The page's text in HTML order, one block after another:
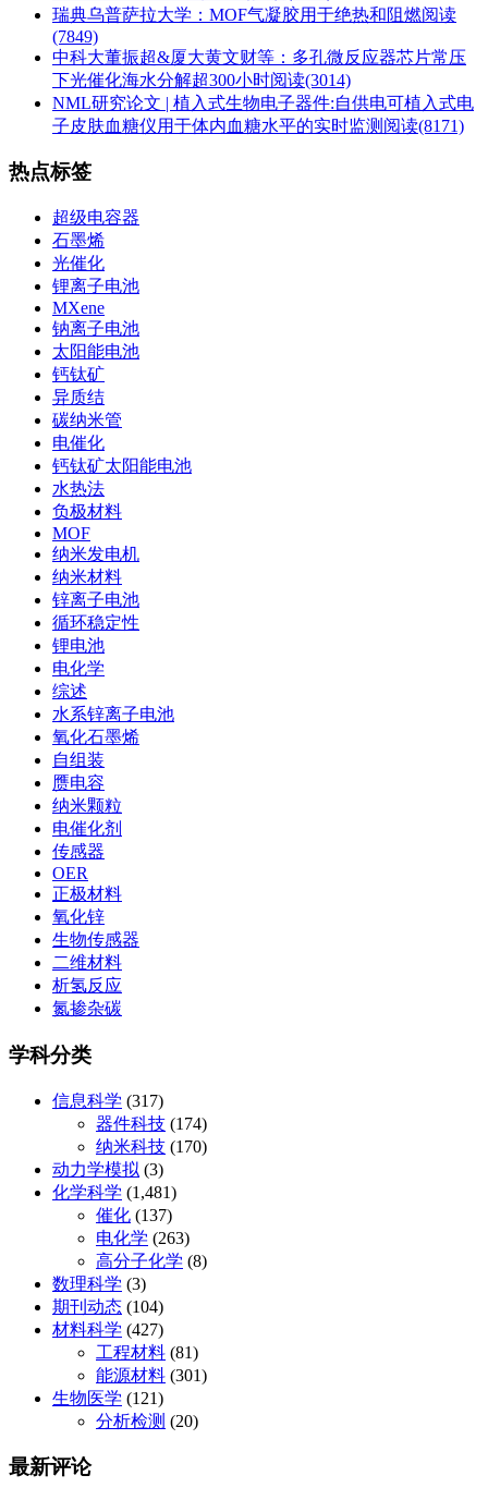
瑞典乌普萨拉大学：MOF气凝胶用于绝热和阻燃阅读
(7849)
中科大董振超&厦大黄文财等：多孔微反应器芯片常压
下光催化海水分解超300小时阅读(3014)
NML研究论文 | 植入式生物电子器件:自供电可植入式电
子皮肤血糖仪用于体内血糖水平的实时监测 阅读(8171)
热点标签
超级电容器
石墨烯
光催化
锂离子电池
MXene
钠离子电池
太阳能电池
钙钛矿
异质结
碳纳米管
电催化
钙钛矿太阳能电池
水热法
负极材料
MOF
纳米发电机
纳米材料
锌离子电池
循环稳定性
锂电池
电化学
综述
水系锌离子电池
氧化石墨烯
自组装
赝电容
纳米颗粒
电催化剂
传感器
OER
正极材料
氧化锌
生物传感器
二维材料
析氢反应
氮掺杂碳
学科分类
信息科学 (317)
器件科技 (174)
纳米科技 (170)
动力学模拟 (3)
化学科学 (1,481)
催化 (137)
电化学 (263)
高分子化学 (8)
数理科学 (3)
期刊动态 (104)
材料科学 (427)
工程材料 (81)
能源材料 (301)
生物医学 (121)
分析检测 (20)
最新评论